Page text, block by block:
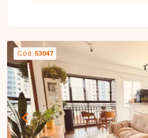
cozinha com armários e 01
coberta. Uma excelente
conforto e praticidade em
localizações da cidade. Entre em contato para
mais informações e agende
conhecer este excelente
Cód. 53047